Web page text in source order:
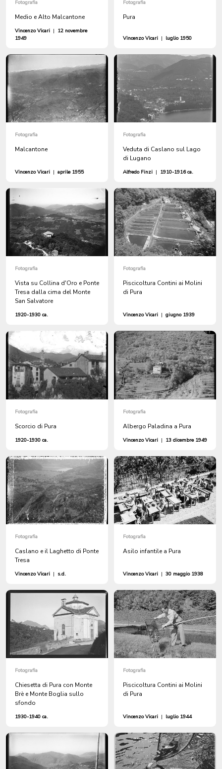
Fotografia
Medio e Alto Malcantone
Vincenzo Vicari | 12 novembre
1949
Fotografia
Pura
Vincenzo Vicari | luglio 1950
Fotografia
Malcantone
Vincenzo Vicari | aprile 1955
Fotografia
Veduta di Caslano sul Lago
di Lugano
Alfredo Finzi | 1910-1916 ca.
Fotografia
Vista su Collina d'Oro e Ponte
Tresa dalla cima del Monte
San Salvatore
1920-1930 ca.
Fotografia
Piscicoltura Contini ai Molini
di Pura
Vincenzo Vicari | giugno 1939
Fotografia
Scorcio di Pura
1920-1930 ca.
Fotografia
Albergo Paladina a Pura
Vincenzo Vicari | 13 dicembre 1949
Fotografia
Caslano e il Laghetto di Ponte
Tresa
Vincenzo Vicari | s.d.
Fotografia
Asilo infantile a Pura
Vincenzo Vicari | 30 maggio 1938
Fotografia
Chiesetta di Pura con Monte
Brè e Monte Boglia sullo
sfondo
1930-1940 ca.
Fotografia
Piscicoltura Contini ai Molini
di Pura
Vincenzo Vicari | luglio 1944